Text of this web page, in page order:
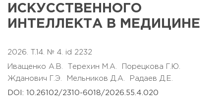
ИСКУССТВЕННОГО
ИНТЕЛЛЕКТА В МЕДИЦИНЕ
2026. T.14. № 4. id 2232
Иващенко А.В. Терехин М.А.
Порецкова Г.Ю.
Жданович Г.Э.
Мельников Д.А. Радаев Д.Е.
DOI: 10.26102/2310-6018/2026.55.4.020